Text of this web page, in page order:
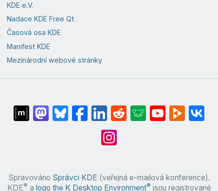
KDE e.V.
Nadace KDE Free Qt
Časová osa KDE
Manifest KDE
Mezinárodní webové stránky
Spravováno Správci KDE (veřejná e-mailová konference).
KDE® a logo the K Desktop Environment® jsou registrované